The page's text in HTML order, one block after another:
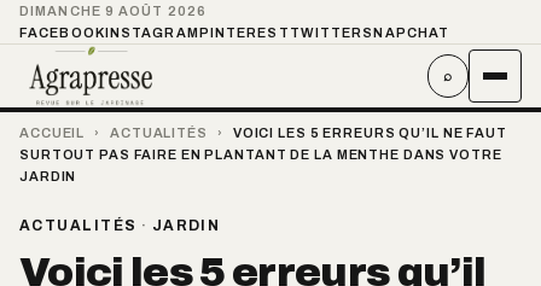
DIMANCHE 9 AOÛT 2026
FACEBOOKINSTAGRAMPINTEREST TWITTER SNAPCHAT
⌕
ACCUEIL › ACTUALITÉS ›
VOICI LES 5 ERREURS QU’IL NE FAUT
SURTOUT PAS FAIRE EN PLANTANT DE LA MENTHE DANS VOTRE
JARDIN
ACTUALITÉS · JARDIN
Voici les 5 erreurs qu’il